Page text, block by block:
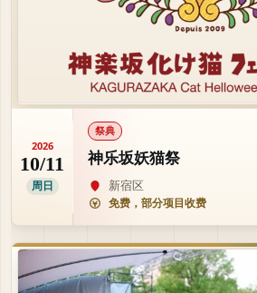
2026
10/11
周日
祭典
神乐坂妖猫祭
新宿区
免费，部分项目收费